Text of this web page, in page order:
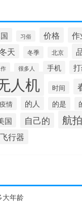
习俗 价格 作
天 冬季 北京
很多人 手机
人机 时间
疫情 的人 的是
国 自己的 航拍
飞行器
大年龄